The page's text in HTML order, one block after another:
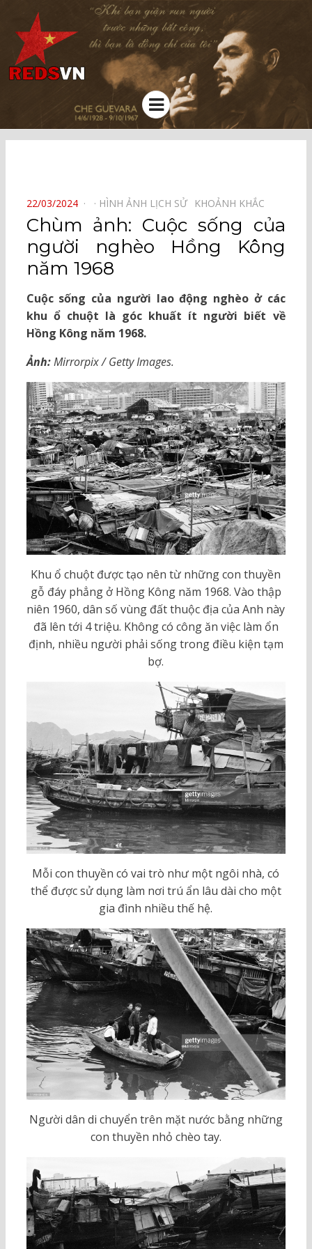
Kênh chia sẻ tri thức cộng đồng
Menu
POSTED
ON
22/03/2024 HÌNH ẢNH LỊCH SỬ⠀ KHOẢNH KHẮC⠀
Chùm ảnh: Cuộc sống của
người nghèo Hồng Kông
năm 1968
Cuộc sống của người lao động nghèo ở các
khu ổ chuột là góc khuất ít người biết về
Hồng Kông năm 1968.
Ảnh:Mirrorpix / Getty Images.
Khu ổ chuột được tạo nên từ những con thuyền
gỗ đáy phẳng ở Hồng Kông năm 1968. Vào thập
niên 1960, dân số vùng đất thuộc địa của Anh này
đã lên tới 4 triệu. Không có công ăn việc làm ổn
định, nhiều người phải sống trong điều kiện tạm
bợ.
Mỗi con thuyền có vai trò như một ngôi nhà, có
thể được sử dụng làm nơi trú ẩn lâu dài cho một
gia đình nhiều thế hệ.
Người dân di chuyển trên mặt nước bằng những
con thuyền nhỏ chèo tay.